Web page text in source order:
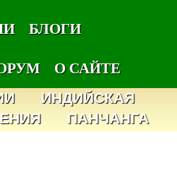
БЛОГИ
О САЙТЕ
ИНДИЙСКАЯ
ПАНЧАНГА